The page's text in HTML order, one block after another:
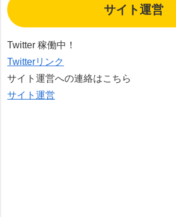
サイト運営
Twitter 稼働中！
Twitterリンク
サイト運営への連絡はこちら
サイト運営